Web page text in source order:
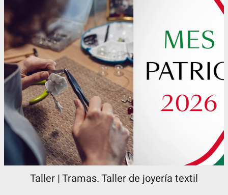
Taller | Tramas. Taller de joyería textil